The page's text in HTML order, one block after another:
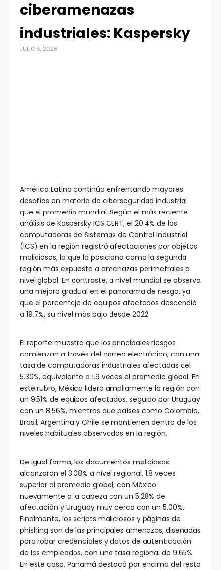
ciberamenazas
industriales: Kaspersky
JULIO 6, 2026
América Latina continúa enfrentando mayores
desafíos en materia de ciberseguridad industrial
que el promedio mundial. Según el más reciente
análisis de Kaspersky ICS CERT, el 20.4% de las
computadoras de Sistemas de Control Industrial
(ICS) en la región registró afectaciones por objetos
maliciosos, lo que la posiciona como la segunda
región más expuesta a amenazas perimetrales a
nivel global. En contraste, a nivel mundial se observa
una mejora gradual en el panorama de riesgo, ya
que el porcentaje de equipos afectados descendió
a 19.7%, su nivel más bajo desde 2022.
El reporte muestra que los principales riesgos
comienzan a través del correo electrónico, con una
tasa de computadoras industriales afectadas del
5.30%, equivalente a 1.9 veces el promedio global. En
este rubro, México lidera ampliamente la región con
un 9.51% de equipos afectados, seguido por Uruguay
con un 8.56%, mientras que países como Colombia,
Brasil, Argentina y Chile se mantienen dentro de los
niveles habituales observados en la región.
De igual forma, los documentos maliciosos
alcanzaron el 3.08% a nivel regional, 1.8 veces
superior al promedio global, con México
nuevamente a la cabeza con un 5.28% de
afectación y Uruguay muy cerca con un 5.00%.
Finalmente, los scripts maliciosos y páginas de
phishing son de las principales amenazas, diseñadas
para robar credenciales y datos de autenticación
de los empleados, con una tasa regional de 9.65%.
En este caso, Panamá destacó por encima del resto